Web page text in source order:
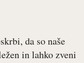
da so naše
in lahko zveni